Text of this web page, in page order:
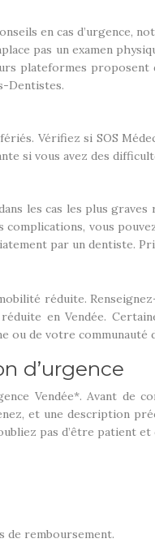
en cas d’urgence,
pas un examen
plateformes
Dentistes.
Vérifiez si SOS
si vous avez des
les cas les plus
vous
par un dentiste.
réduite.
en Vendée.
ou de votre communauté
d’urgence
Vendée*. Avant de
et une description
pas d’être patient
de remboursement.